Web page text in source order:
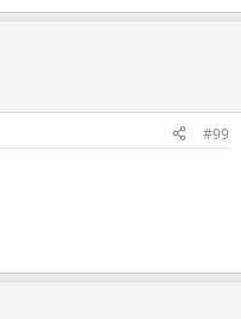
#99